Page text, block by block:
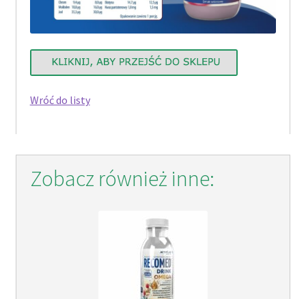
Wróć do listy
Zobacz również inne: